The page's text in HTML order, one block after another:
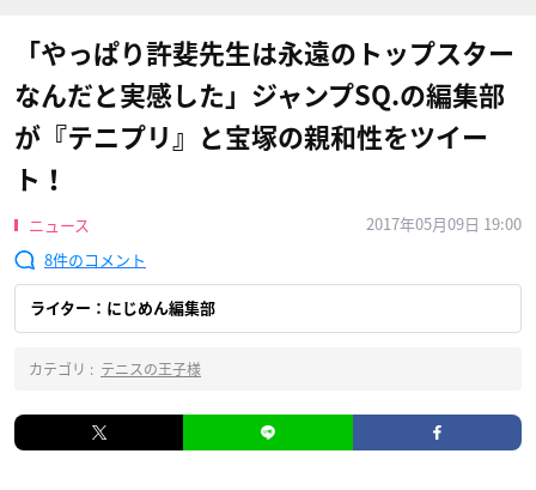
「やっぱり許斐先生は永遠のトップスター
なんだと実感した​」ジャンプSQ.の編集部
が『テニプリ』と宝塚の親和性をツイー
ト！
ニュース
2017年05月09日 19:00
8
ライター：にじめん編集部
カテゴリ : テニスの王子様